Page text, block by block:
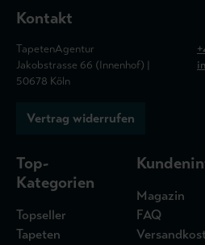
Kontakt
TapetenAgentur
Jakobstrasse 66 (Innenhof) |
50678 Köln
Vertrag widerrufen
Top-
Kategorien
Topseller
Tapeten
Magazin
FAQ